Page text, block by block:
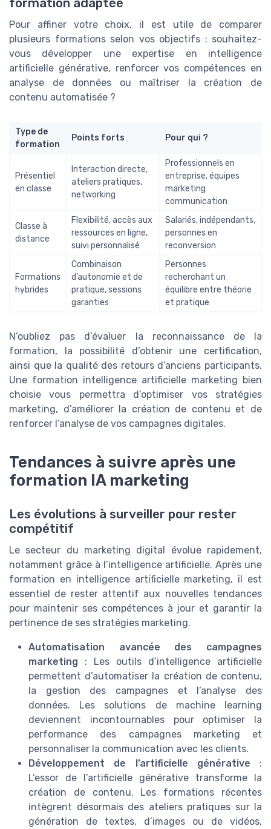
Pour affiner votre choix, il est utile de comparer
plusieurs formations selon vos objectifs : souhaitez-
vous développer une expertise en intelligence
artificielle générative, renforcer vos compétences en
analyse de données ou maîtriser la création de
contenu automatisée ?
Type de
formation
Points forts Pour qui ?
Présentiel
en classe
Interaction directe,
ateliers pratiques,
networking
Professionnels en
entreprise, équipes
marketing
communication
Classe à
distance
Flexibilité, accès aux
ressources en ligne,
suivi personnalisé
Salariés, indépendants,
personnes en
reconversion
Formations
hybrides
Combinaison
d’autonomie et de
pratique, sessions
garanties
Personnes
recherchant un
équilibre entre théorie
et pratique
N’oubliez pas d’évaluer la reconnaissance de la
formation, la possibilité d’obtenir une certification,
ainsi que la qualité des retours d’anciens participants.
Une formation intelligence artificielle marketing bien
choisie vous permettra d’optimiser vos stratégies
marketing, d’améliorer la création de contenu et de
renforcer l’analyse de vos campagnes digitales.
Tendances à suivre après une
formation IA marketing
Les évolutions à surveiller pour rester
compétitif
Le secteur du marketing digital évolue rapidement,
notamment grâce à l’intelligence artificielle. Après une
formation en intelligence artificielle marketing, il est
essentiel de rester attentif aux nouvelles tendances
pour maintenir ses compétences à jour et garantir la
pertinence de ses stratégies marketing.
Automatisation avancée des campagnes
marketing : Les outils d’intelligence artificielle
permettent d’automatiser la création de contenu,
la gestion des campagnes et l’analyse des
données. Les solutions de machine learning
deviennent incontournables pour optimiser la
performance des campagnes marketing et
personnaliser la communication avec les clients.
Développement de l’artificielle générative :
L’essor de l’artificielle générative transforme la
création de contenu. Les formations récentes
intègrent désormais des ateliers pratiques sur la
génération de textes, d’images ou de vidéos,